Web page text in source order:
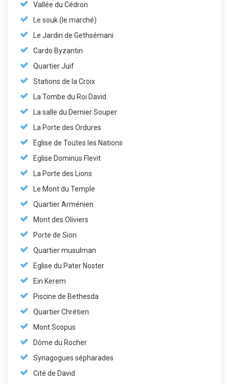
Vallée du Cédron
Le souk (le marché)
Le Jardin de Gethsémani
Cardo Byzantin
Quartier Juif
Stations de la Croix
La Tombe du Roi David
La salle du Dernier Souper
La Porte des Ordures
Eglise de Toutes les Nations
Eglise Dominus Flevit
La Porte des Lions
Le Mont du Temple
Quartier Arménien
Mont des Oliviers
Porte de Sion
Quartier musulman
Eglise du Pater Noster
Ein Kerem
Piscine de Bethesda
Quartier Chrétien
Mont Scopus
Dôme du Rocher
Synagogues sépharades
Cité de David